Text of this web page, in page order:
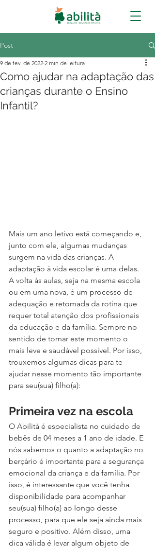
Post
Como ajudar na adaptação das
crianças durante o Ensino
Infantil?
9 de fev. de 2022 2 min de leitura
Mais um ano letivo está começando e,
junto com ele, algumas mudanças
surgem na vida das crianças. A
adaptação à vida escolar é uma delas.
A volta às aulas, seja na mesma escola
ou em uma nova, é um processo de
adequação e retomada da rotina que
requer total atenção dos profissionais
da educação e da família. Sempre no
sentido de tornar este momento o
mais leve e saudável possível. Por isso,
trouxemos algumas dicas para te
ajudar nesse momento tão importante
para seu(sua) filho(a):
Primeira vez na escola
O Abilità é especialista no cuidado de
bebês de 04 meses a 1 ano de idade. E
nós sabemos o quanto a adaptação no
berçário é importante para a segurança
emocional da criança e da família. Por
isso, é interessante que você tenha
disponibilidade para acompanhar
seu(sua) filho(a) ao longo desse
processo, para que ele seja ainda mais
seguro e positivo. Além disso, uma
dica válida é levar algum objeto de